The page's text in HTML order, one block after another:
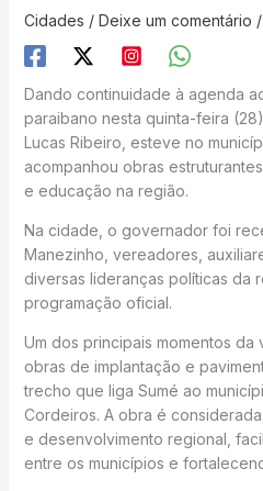
Cidades / Deixe um comentário /
Dando continuidade à agenda
paraibano nesta quinta-feira
Lucas Ribeiro, esteve no
acompanhou obras
e educação na região.
Na cidade, o governador foi
Manezinho, vereadores,
diversas lideranças políticas da
programação oficial.
Um dos principais momentos da
obras de implantação e
trecho que liga Sumé ao
Cordeiros. A obra é
e desenvolvimento regional,
entre os municípios e